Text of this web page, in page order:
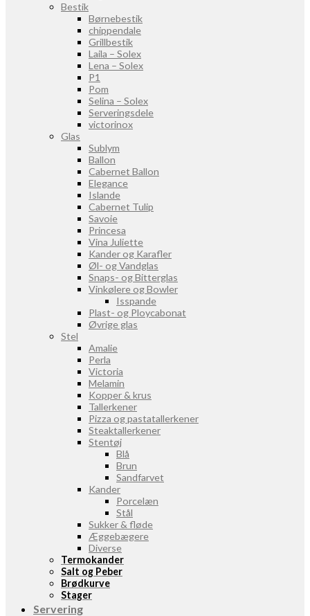
Bestik
Børnebestik
chippendale
Grillbestik
Laila – Solex
Lena – Solex
P1
Pom
Selina – Solex
Serveringsdele
victorinox
Glas
Sublym
Ballon
Cabernet Ballon
Elegance
Islande
Cabernet Tulip
Savoie
Princesa
Vina Juliette
Kander og Karafler
Øl- og Vandglas
Snaps- og Bitterglas
Vinkølere og Bowler
Isspande
Plast- og Ploycabonat
Øvrige glas
Stel
Amalie
Perla
Victoria
Melamin
Kopper & krus
Tallerkener
Pizza og pastatallerkener
Steaktallerkener
Stentøj
Blå
Brun
Sandfarvet
Kander
Porcelæn
Stål
Sukker & fløde
Æggebægere
Diverse
Termokander
Salt og Peber
Brødkurve
Stager
Servering